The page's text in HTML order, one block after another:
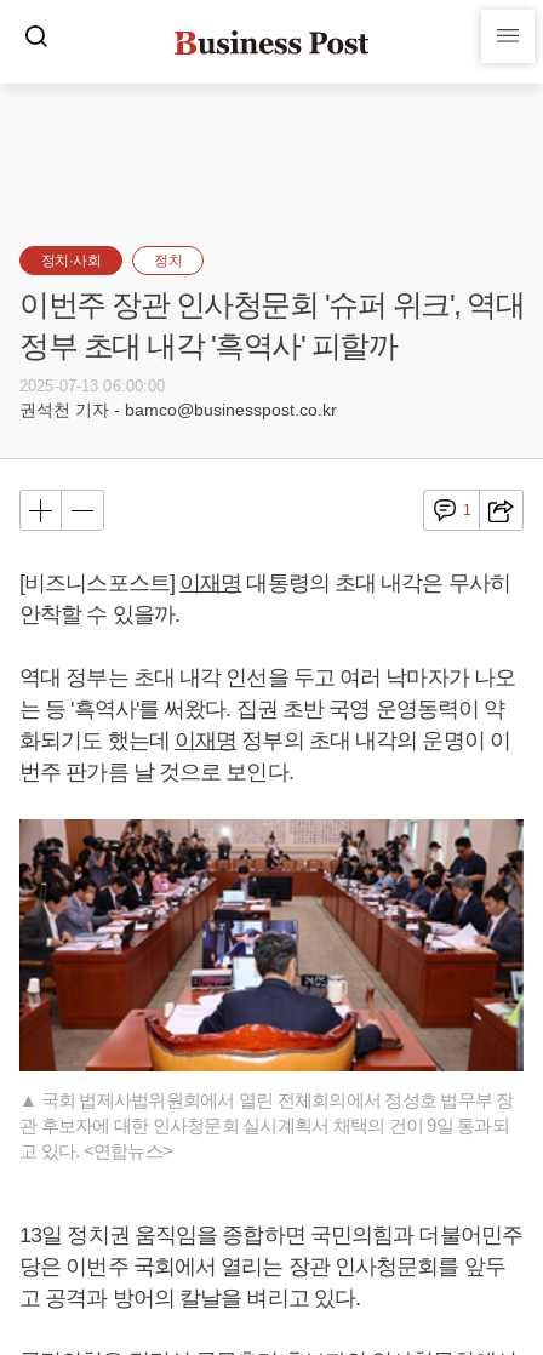
정치·사회 정치
이번주 장관 인사청문회 '슈퍼 위크', 역대
정부 초대 내각 '흑역사' 피할까
2025-07-13 06:00:00
권석천 기자 - bamco@businesspost.co.kr
1
[비즈니스포스트] 이재명 대통령의 초대 내각은 무사히
안착할 수 있을까.
역대 정부는 초대 내각 인선을 두고 여러 낙마자가 나오
는 등 '흑역사'를 써왔다. 집권 초반 국영 운영동력이 약
화되기도 했는데 이재명 정부의 초대 내각의 운명이 이
번주 판가름 날 것으로 보인다.
▲ 국회 법제사법위원회에서 열린 전체회의에서 정성호 법무부 장
관 후보자에 대한 인사청문회 실시계획서 채택의 건이 9일 통과되
고 있다. <연합뉴스>
13일 정치권 움직임을 종합하면 국민의힘과 더불어민주
당은 이번주 국회에서 열리는 장관 인사청문회를 앞두
고 공격과 방어의 칼날을 벼리고 있다.